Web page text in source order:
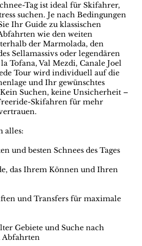
Tag ist ideal für Skifahrer,
suchen. Je nach Bedingungen
Ihr Guide zu klassischen
wie den weiten
der Marmolada, den
Sellamassivs oder legendären
Tofana, Val Mezdi, Canale Joel
Tour wird individuell auf die
und Ihr gewünschtes
Suchen, keine Unsicherheit –
Skifahren für mehr
alles:
und besten Schnees des Tages
das Ihrem Können und Ihren
und Transfers für maximale
Gebiete und Suche nach
Abfahrten